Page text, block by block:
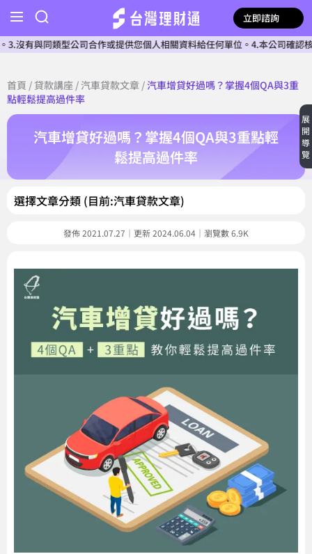
立即諮詢
公司合作或提供您個人相關資料給任何單位。4.本公司確認核貸前不會
首頁 / 貸款講座 / 汽車貸款文章 /汽車增貸好過嗎？掌握4個QA與3重
點輕鬆提高過件率
汽車增貸好過嗎？掌握4個QA與3重點輕
鬆提高過件率
選擇文章分類 (目前:汽車貸款文章)
發佈 2021.07.27｜更新 2024.06.04｜瀏覽數 6.9K
展
開
導
覽